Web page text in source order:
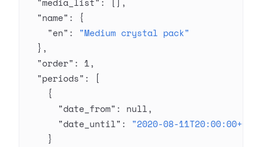
  "name"
: {
    "en"
: "Medium crystal pack"
  },
  "order"
: 1,
  "periods"
: [
    {
      "date_from"
: null,
      "date_until"
: "2020-08-
    }